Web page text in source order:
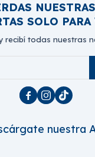
SOLO PARA
recibí todas nuestras
  
nuestra